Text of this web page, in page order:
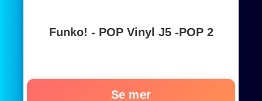
Funko! - POP Vinyl J5 -POP 2
Se mer